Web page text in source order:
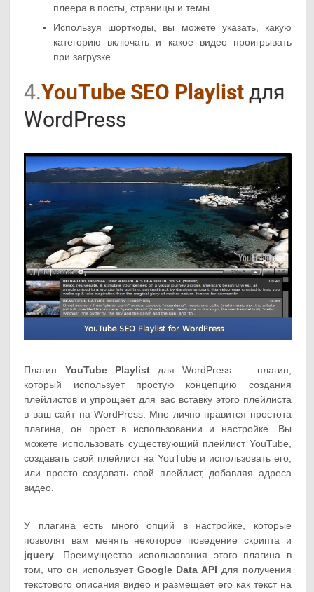
плеера в посты, страницы и темы.
Используя шорткоды, вы можете указать, какую
категорию включать и какое видео проигрывать
при загрузке.
4.YouTube SEO Playlist для
WordPress
Плагин YouTube Playlistдля WordPress — плагин,
который использует простую концепцию создания
плейлистов и упрощает для вас вставку этого плейлиста
в ваш сайт на WordPress. Мне лично нравится простота
плагина, он прост в использовании и настройке. Вы
можете использовать существующий плейлист YouTube,
создавать свой плейлист на YouTube и использовать его,
или просто создавать свой плейлист, добавляя адреса
видео.
У плагина есть много опций в настройке, которые
позволят вам менять некоторое поведение скрипта и
jquery . Преимущество использования этого плагина в
том, что он использует Google Data API для получения
текстового описания видео и размещает его как текст на